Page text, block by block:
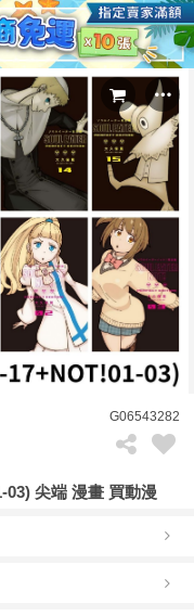
G06543282
03) 尖端 漫畫 買動漫